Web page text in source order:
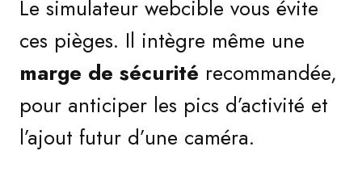
Le simulateur webcible vous évite
ces pièges. Il intègre même une
marge de sécurité recommandée,
pour anticiper les pics d’activité et
l’ajout futur d’une caméra.